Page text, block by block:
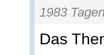
1983
Das